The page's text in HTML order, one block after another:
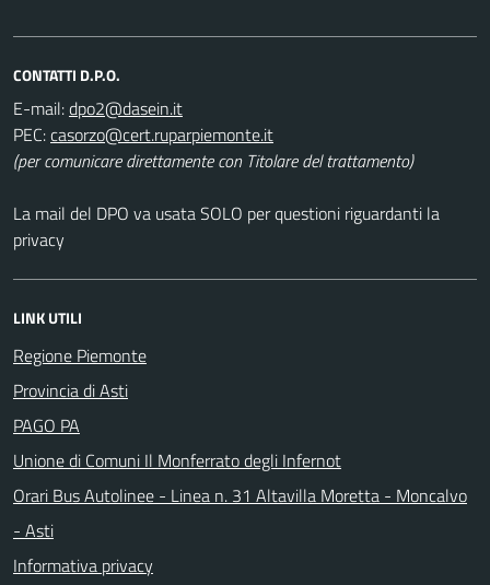
CONTATTI D.P.O.
E-mail:
PEC:
(per comunicare direttamente con Titolare del trattamento)
La mail del DPO va usata SOLO per questioni riguardanti la
privacy
LINK UTILI
Regione Piemonte
Provincia di Asti
PAGO PA
Unione di Comuni Il Monferrato degli Infernot
Orari Bus Autolinee - Linea n. 31 Altavilla Moretta - Moncalvo
- Asti
Informativa privacy